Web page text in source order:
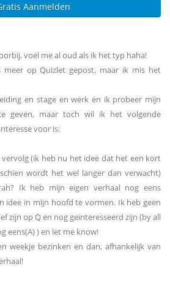
Aanmelden
voel me al oud als ik het typ haha!
meer op Quizlet gepost, maar ik mis het
en stage en werk en ik probeer mijn
geven, maar toch wil ik het volgende
voor is:
(ik heb nu het idee dat het een kort
wordt het wel langer dan verwacht)
Ik heb mijn eigen verhaal nog eens
idee in mijn hoofd te vormen. Ik heb geen
zijn op Q en nog geïnteresseerd zijn (by all
eens(A) ) en let me know!
weekje bezinken en dan, afhankelijk van